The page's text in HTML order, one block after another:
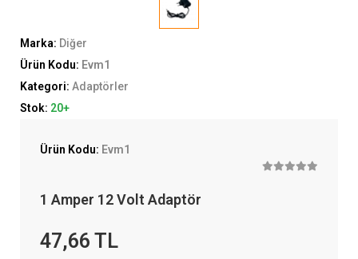
Marka: Diğer
Ürün Kodu: Evm1
Kategori: Adaptörler
Stok: 20+
Ürün Kodu: Evm1
1 Amper 12 Volt Adaptör
47,66 TL